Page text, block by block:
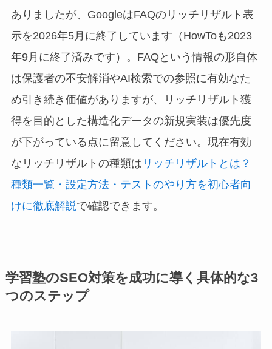
ありましたが、GoogleはFAQのリッチリザルト表
示を2026年5月に終了しています（HowToも2023
年9月に終了済みです）。FAQという情報の形自体
は保護者の不安解消やAI検索での参照に有効なた
め引き続き価値がありますが、リッチリザルト獲
得を目的とした構造化データの新規実装は優先度
が下がっている点に留意してください。現在有効
なリッチリザルトの種類は リッチリザルトとは？
種類一覧・設定方法・テストのやり方を初心者向
けに徹底解説で確認できます。
学習塾のSEO対策を成功に導く具体的な3
つのステップ